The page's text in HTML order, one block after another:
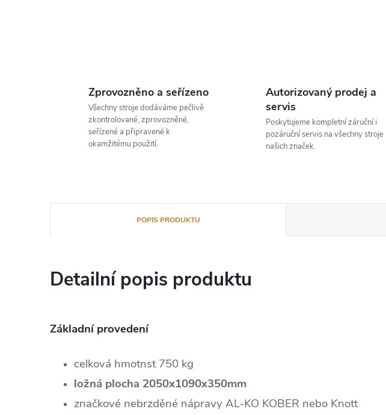
Zprovozněno a seřízeno
Všechny stroje dodáváme pečlivě
zkontrolované, zprovozněné,
seřízené a připravené k
okamžitému použití.
Autorizovaný prodej a
servis
Poskytujeme kompletní záruční i
pozáruční servis na všechny stroje
našich značek.
POPIS PRODUKTU
Detailní popis produktu
Základní provedení
celková hmotnst 750 kg
ložná plocha 2050x1090x350mm
značkové nebrzděné nápravy AL-KO KOBER nebo Knott